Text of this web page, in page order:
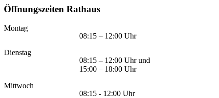
Öffnungszeiten Rathaus
Montag
08:15 – 12:00 Uhr
Dienstag
08:15 – 12:00 Uhr und
15:00 – 18:00 Uhr
Mittwoch
08:15 - 12:00 Uhr